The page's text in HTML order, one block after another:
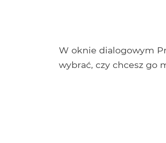
W oknie dialogowym
wybrać, czy chcesz go